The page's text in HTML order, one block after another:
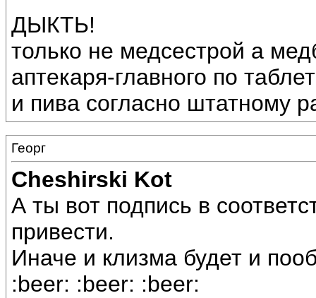
ДЫКТЬ!
только не медсестрой а
аптекаря-главного по
и пива согласно штатному
Георг
Cheshirski Kot
А ты вот подпись в
привести.
Иначе и клизма будет и
:beer: :beer: :beer: